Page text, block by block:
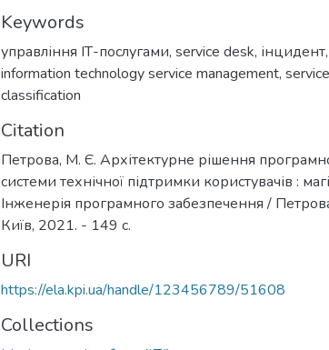
Keywords
управління ІТ-послугами, service desk, інцидент,
information technology service management,
classification
Citation
Петрова, М. Є. Архітектурне рішення
системи технічної підтримки користувачів :
Інженерія програмного забезпечення /
Київ, 2021. - 149 с.
URI
https://ela.kpi.ua/handle/123456789/51608
Collections